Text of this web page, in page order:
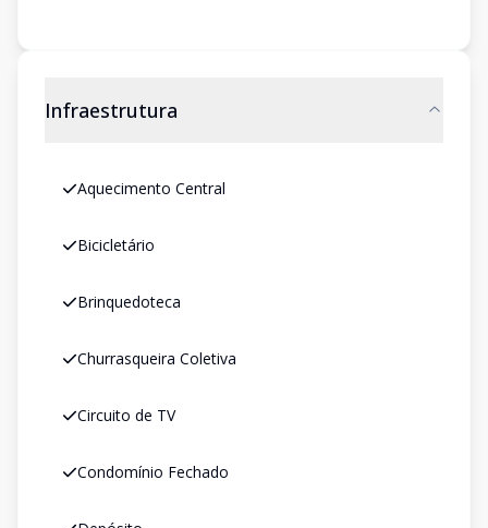
Infraestrutura
Aquecimento Central
Bicicletário
Brinquedoteca
Churrasqueira Coletiva
Circuito de TV
Condomínio Fechado